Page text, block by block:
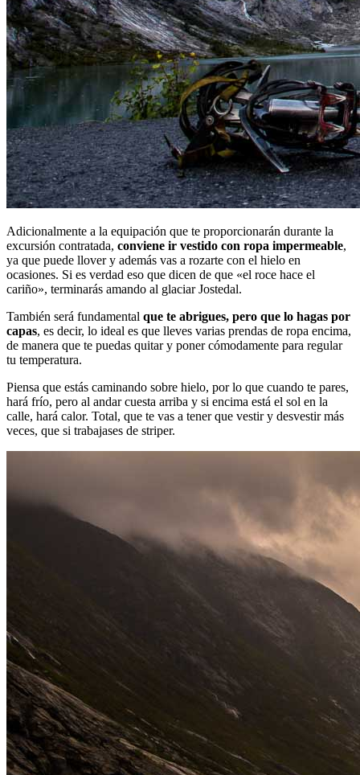
Adicionalmente a la equipación que te proporcionarán durante la
excursión contratada, conviene ir vestido con ropa impermeable,
ya que puede llover y además vas a rozarte con el hielo en
ocasiones. Si es verdad eso que dicen de que «el roce hace el
cariño», terminarás amando al glaciar Jostedal.
También será fundamental que te abrigues, pero que lo hagas por
capas, es decir, lo ideal es que lleves varias prendas de ropa encima,
de manera que te puedas quitar y poner cómodamente para regular
tu temperatura.
Piensa que estás caminando sobre hielo, por lo que cuando te pares,
hará frío, pero al andar cuesta arriba y si encima está el sol en la
calle, hará calor. Total, que te vas a tener que vestir y desvestir más
veces, que si trabajases de striper.